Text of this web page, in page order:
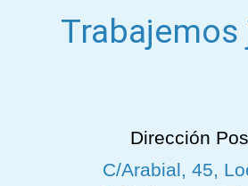
Dirección
C/Arabial, 45,